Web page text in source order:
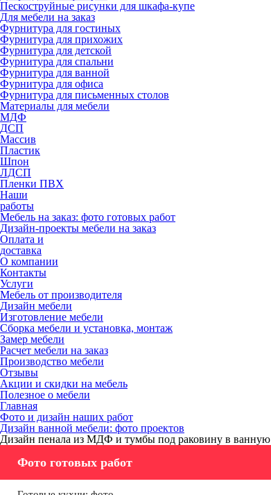
Пескоструйные рисунки для шкафа-купе
Для мебели на заказ
Фурнитура для гостиных
Фурнитура для прихожих
Фурнитура для детской
Фурнитура для спальни
Фурнитура для ванной
Фурнитура для офиса
Фурнитура для письменных столов
Материалы для мебели
МДФ
ДСП
Массив
Пластик
Шпон
ЛДСП
Пленки ПВХ
Наши
работы
Мебель на заказ: фото готовых работ
Дизайн-проекты мебели на заказ
Оплата и
доставка
О компании
Контакты
Услуги
Мебель от производителя
Дизайн мебели
Изготовление мебели
Сборка мебели и установка, монтаж
Замер мебели
Расчет мебели на заказ
Производство мебели
Отзывы
Акции и скидки на мебель
Полезное о мебели
Главная
Фото и дизайн наших работ
Дизайн ванной мебели: фото проектов
Дизайн пенала из МДФ и тумбы под раковину в ванную
Фото готовых работ